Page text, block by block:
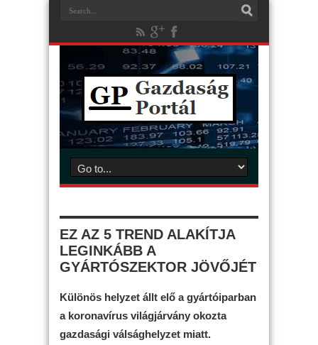
EZ AZ 5 TREND ALAKÍTJA
LEGINKÁBB A
GYÁRTÓSZEKTOR JÖVŐJÉT
Különös helyzet állt elő a gyártóiparban
a koronavírus világjárvány okozta
gazdasági válsághelyzet miatt.